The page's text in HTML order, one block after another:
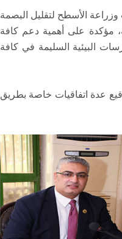
الأسطح لتقليل البصمة
مؤكدة على أهمية دعم كافة
البيئية السليمة في كافة
عدة اتفاقيات خاصة بطريق